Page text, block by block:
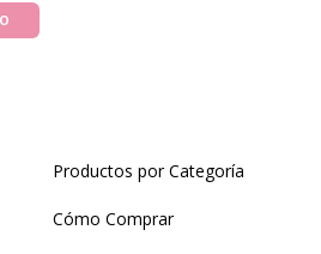
Productos por Categoría
Cómo Comprar